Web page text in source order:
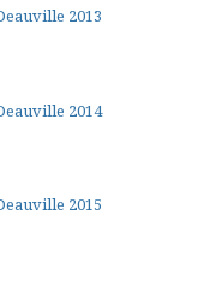
2013
2014
2015